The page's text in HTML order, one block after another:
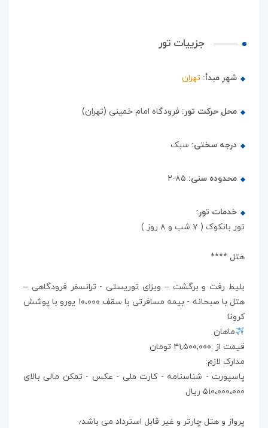
جزییات تور
شهر مبدأ: تهران
محل حرکت تور: فرودگاه امام خمینی (تهران)
درجه سختی: سبک
محدوده سنی: ۸۵-۲
خدمات تور:
تور بانکوک ( ۷ شب و ۸ روز )
هتل ****
بلیط رفت و برگشت – ویزای توریستی - ترانسفر فرودگاهی –
هتل با صبحانه - بیمه مسافرتی با سقف ۱۰،۰۰۰ یورو با پوشش
کرونا
ماهان
قیمت از :۴۱,۵۰۰,۰۰۰ تومان
مدارک لازم:
پاسپورت - شناسنامه - کارت ملی - عکس - تمکن مالی بالای
۵۱۰،۰۰۰،۰۰۰ ریال
پرواز و ھتل چارتر و غیر قابل استرداد می باشد٫